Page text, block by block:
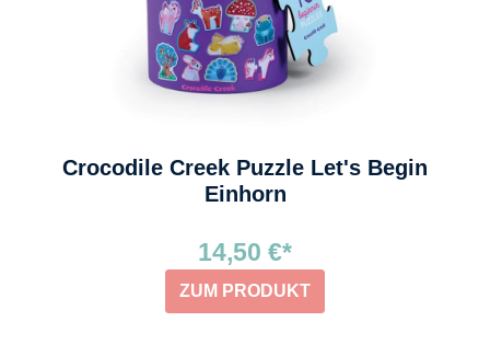
Crocodile Creek Puzzle Let's Begin
Einhorn
14,50 €*
ZUM PRODUKT